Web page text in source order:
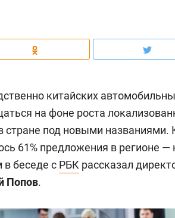
китайских
на фоне роста
стране под новыми названиями.
61% предложения в регионе
в беседе с РБК рассказал
Попов.